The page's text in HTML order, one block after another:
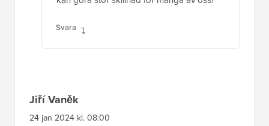
Svara
Jiří Vaněk
24 jan 2024 kl. 08:00